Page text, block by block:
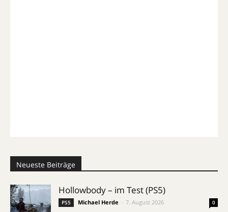
Neueste Beiträge
Hollowbody – im Test (PS5)
PS5 Michael Herde 7. August 2026 0